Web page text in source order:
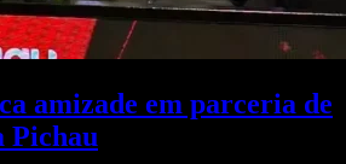
amizade em parceria de
Pichau